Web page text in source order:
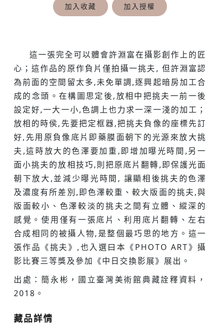
加入收藏 加入授權
這一張完全可以體會許淵富在攝影創作上的匠
心；這作品的原作負片僅拍攝一挑夫, 但許淵富認
為前面的空間留太多,未免單調,逐興起暗房加工合
成的念頭。在構圖思定後,放相中把挑夫一前一後
設定好,一大一小,色調上也力求一深一淺的加工；
放相的時侯,先要把定框器,把挑夫負像的座標先訂
好,先用原負像底片即藥膜面朝下的光源來放大挑
夫,這時放大的色澤要加重,即增加曝光時間,另一
面小挑夫的放相技巧,則把原底片翻轉,即保護光面
朝下放大,並減少曝光時間, 讓顯相後挑夫的色澤
及濃度有所差別,即色澤較重、較大版面的挑夫,與
版面較小、色澤較淡的挑夫之間有立體、縱深的
感覺。使用僅有一張底片、利用底片翻轉、左右
合成相同的被攝人物,是整個最巧思的地方。這一
張作品《挑夫》,也入選曰本《PHOTO ART》攝
影比賽三等獎及參加《中日交換影展》展出。
出處：簡永彬，國立臺灣美術館典藏詮釋資料，
2018。
藏品詳情